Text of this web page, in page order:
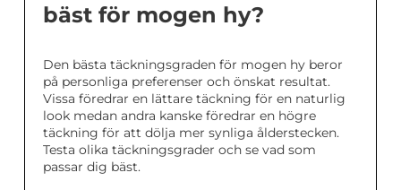
bäst för mogen hy?
Den bästa täckningsgraden för mogen hy beror
på personliga preferenser och önskat resultat.
Vissa föredrar en lättare täckning för en naturlig
look medan andra kanske föredrar en högre
täckning för att dölja mer synliga ålderstecken.
Testa olika täckningsgrader och se vad som
passar dig bäst.